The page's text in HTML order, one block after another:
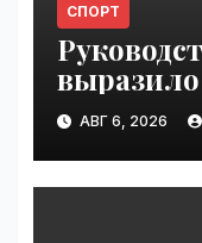
СПОРТ
АВГ 6, 2026